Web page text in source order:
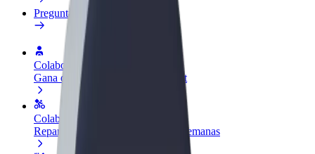
Preguntas frecuentes
Colaborar como conductor
Gana dinero colaborando con Bolt
Colaborar como repartidor
Reparte comida y cobra todas las semanas